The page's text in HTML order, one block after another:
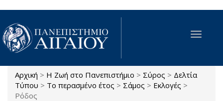
Παράκαμψη προς το κυρίως περιεχόμενο
Toggle
Είστε εδώ
Αρχική > Η Ζωή στο Πανεπιστήμιο > Σύρος > Δελτία
Τύπου > Το περασμένο έτος > Σάμος > Εκλογές >
Ρόδος